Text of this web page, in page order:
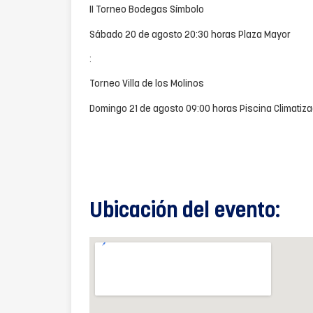
II Torneo Bodegas Símbolo
Sábado 20 de agosto 20:30 horas Plaza Mayor
:
Torneo Villa de los Molinos
Domingo 21 de agosto 09:00 horas Piscina
Ubicación del evento: